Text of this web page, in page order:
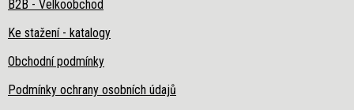
B2B - Velkoobchod
Ke stažení - katalogy
Obchodní podmínky
Podmínky ochrany osobních údajů